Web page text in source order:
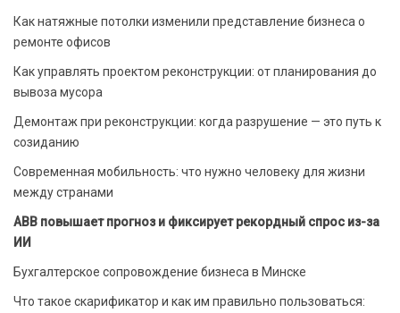
Как натяжные потолки изменили представление бизнеса о
ремонте офисов
Как управлять проектом реконструкции: от планирования до
вывоза мусора
Демонтаж при реконструкции: когда разрушение — это путь к
созиданию
Современная мобильность: что нужно человеку для жизни
между странами
ABB повышает прогноз и фиксирует рекордный спрос из-за
ИИ
Бухгалтерское сопровождение бизнеса в Минске
Что такое скарификатор и как им правильно пользоваться: